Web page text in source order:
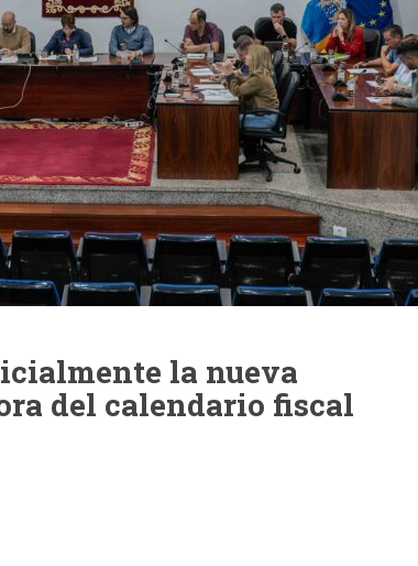
la nueva
del calendario fiscal